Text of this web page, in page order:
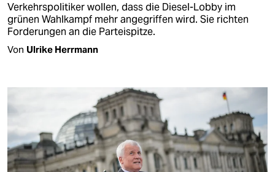
Verkehrspolitiker wollen, dass die Diesel-Lobby im
grünen Wahlkampf mehr angegriffen wird. Sie richten
Forderungen an die Parteispitze.
Von Ulrike Herrmann